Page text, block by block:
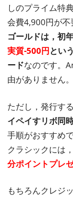
しのプライム特
会費4,900円が不
ゴールドは，初
実質-500円とい
ードなのです。
由がありません。
ただし，発行す
イペイすリボ同
手順がおすすめ
クラシックには
分ポイントプレ
もちろんクレジ